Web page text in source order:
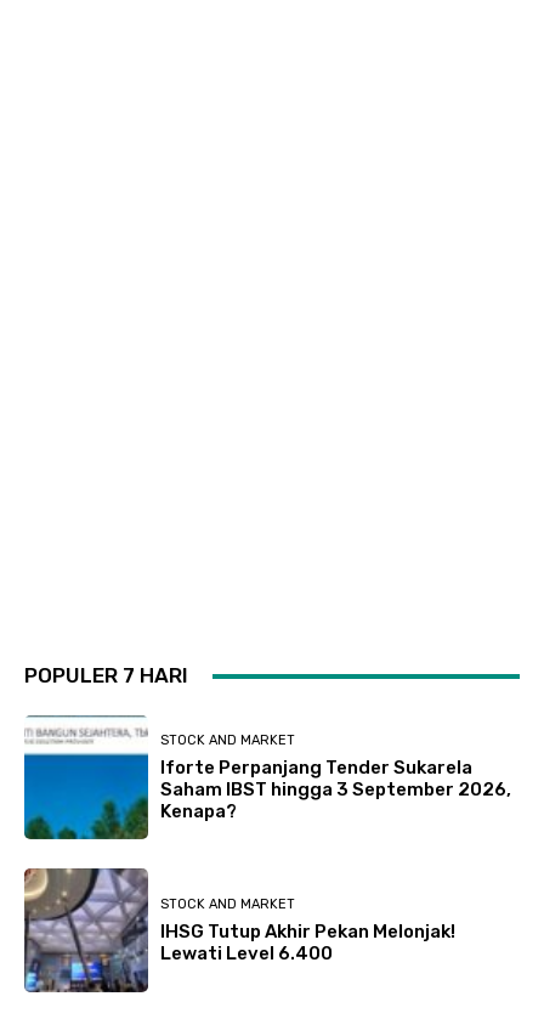
POPULER 7 HARI
STOCK AND MARKET
Iforte Perpanjang Tender Sukarela
Saham IBST hingga 3 September 2026,
Kenapa?
STOCK AND MARKET
IHSG Tutup Akhir Pekan Melonjak!
Lewati Level 6.400